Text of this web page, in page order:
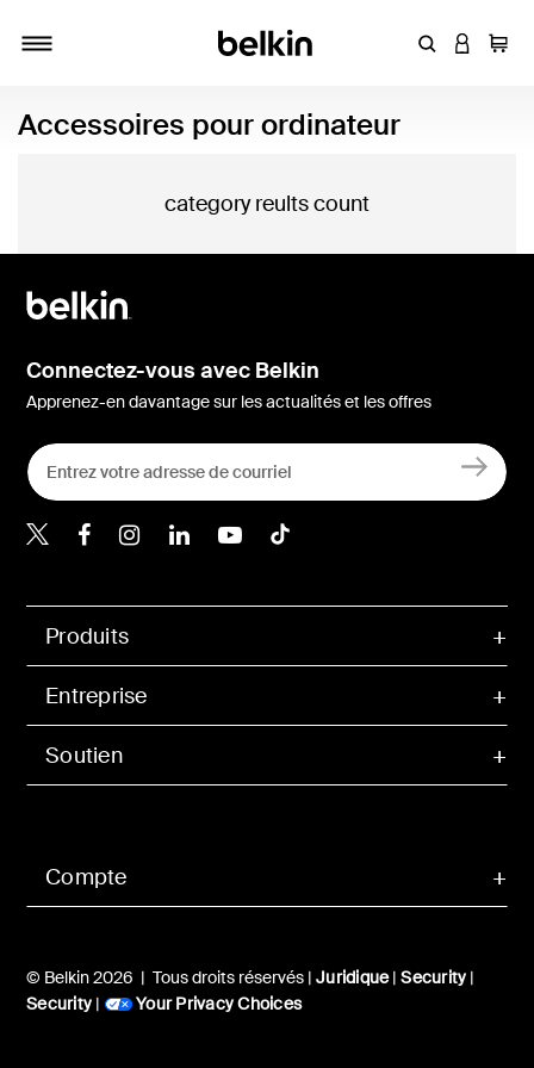
Entrez un
Accessoires pour ordinateur
category reults count
Compte
Produits
Entreprise
Soutien
© Belkin 2026 | Tous droits réservés | Juridique|Security |
Security | Your Privacy Choices
Connectez-vous avec Belkin
Apprenez-en davantage sur les actualités et les offres
Belkin Twitter
Belkin Facebook
Belkin Instagram
Belkin LinkedIn
Belkin Youtube
Belkin TikTok